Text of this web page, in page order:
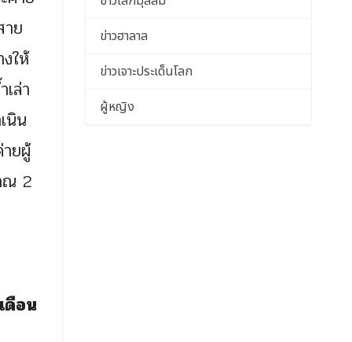
ย
ให้
ล่า
นิน
ยผู้
ณ 2
ดือน
ข่าวฮาลาล
ข่าวเจาะประเด็นโลก
ผู้หญิง